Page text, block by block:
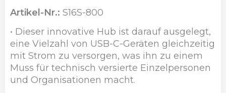
Artikel-Nr.: S16S-800
• Dieser innovative Hub ist darauf ausgelegt,
eine Vielzahl von USB-C-Geräten gleichzeitig
mit Strom zu versorgen, was ihn zu einem
Muss für technisch versierte Einzelpersonen
und Organisationen macht.